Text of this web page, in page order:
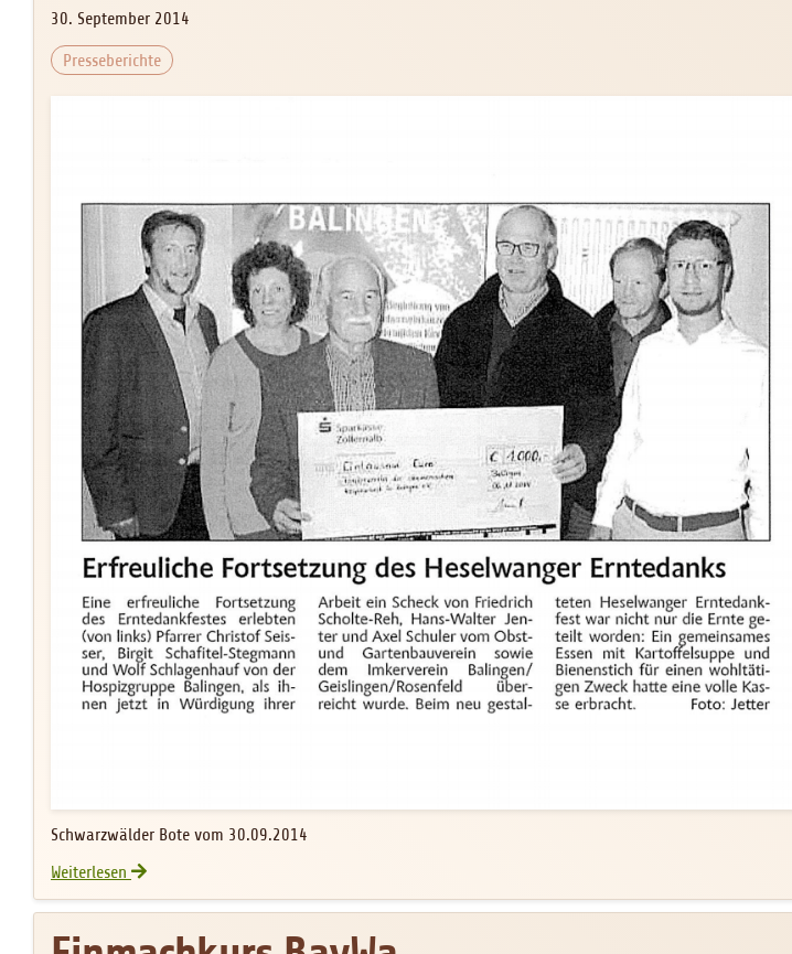
30. September 2014
Presseberichte
Schwarzwälder Bote vom 30.09.2014
Weiterlesen
Erntedankfest 2014